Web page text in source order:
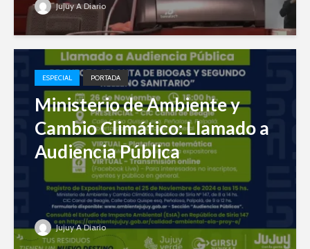
Jujuy A Diario
ESPECIAL PORTADA
Ministerio de Ambiente y
Cambio Climático: Llamado a
Audiencia Pública
Jujuy A Diario